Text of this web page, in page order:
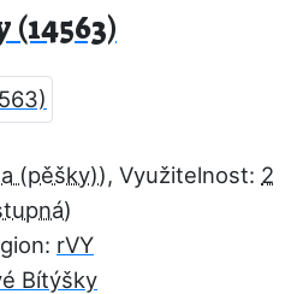
, Využitelnost: 2
rVY
Bítýšky